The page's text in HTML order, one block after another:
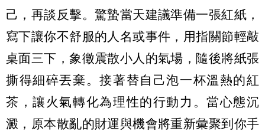
己，再談反擊。驚蟄當天建議準備一張紅紙，
寫下讓你不舒服的人名或事件，用指關節輕敲
桌面三下，象徵震散小人的氣場，隨後將紙張
撕得細碎丟棄。接著替自己泡一杯溫熱的紅
茶，讓火氣轉化為理性的行動力。當心態沉
澱，原本散亂的財運與機會將重新彙聚到你手